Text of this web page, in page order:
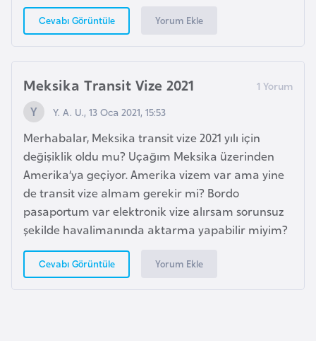
Cevabı Görüntüle Yorum Ekle
Meksika Transit Vize 2021
Y. A. U., 13 Oca 2021, 15:53
Merhabalar, Meksika transit vize 2021 yılı için
değişiklik oldu mu? Uçağım Meksika üzerinden
Amerika’ya geçiyor. Amerika vizem var ama yine
de transit vize almam gerekir mi? Bordo
pasaportum var elektronik vize alırsam sorunsuz
şekilde havalimanında aktarma yapabilir miyim?
Cevabı Görüntüle Yorum Ekle
K
a
a
d
a
ğ
K
e
n
y
a